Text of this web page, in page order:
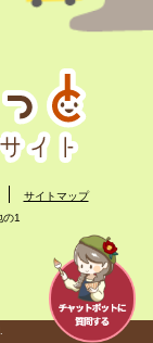
サイトマップ
1